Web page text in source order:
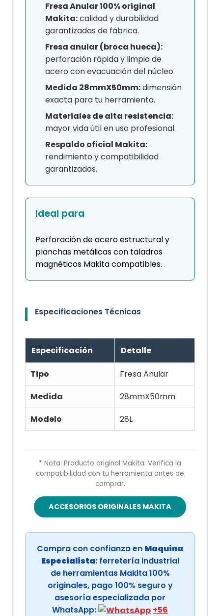
Fresa Anular 100% original
Makita:calidad y durabilidad
garantizadas de fábrica.
Fresa anular (broca hueca):
perforación rápida y limpia de
acero con evacuación del núcleo.
Medida 28mmX50mm:dimensión
exacta para tu herramienta.
Materiales de alta resistencia:
mayor vida útil en uso profesional.
Respaldo oficial Makita:
rendimiento y compatibilidad
garantizados.
Ideal para
Perforación de acero estructural y
planchas metálicas con taladros
magnéticos Makita compatibles.
Especificaciones Técnicas
Especificación Detalle
Tipo
Fresa Anular
Medida
28mmX50mm
Modelo
28L
* Nota: Producto original Makita. Verifica la
compatibilidad con tu herramienta antes de
comprar.
ACCESORIOS ORIGINALES MAKITA
Compra con confianza en Maquina
Especialista: ferretería industrial
de herramientas Makita 100%
originales, pago 100% seguro y
asesoría especializada por
WhatsApp:
+56